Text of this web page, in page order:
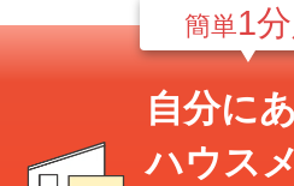
簡単1分
自分に
ハウス